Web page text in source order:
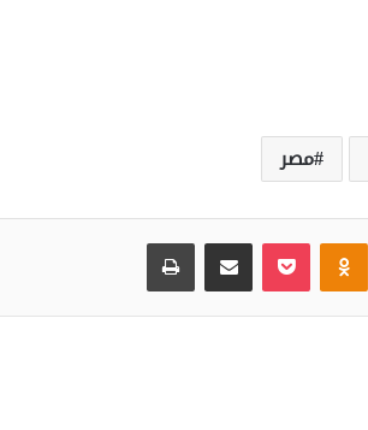
مصر
بوكيت